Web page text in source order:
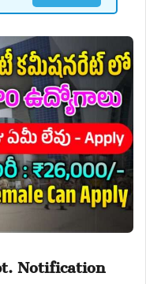
Notification